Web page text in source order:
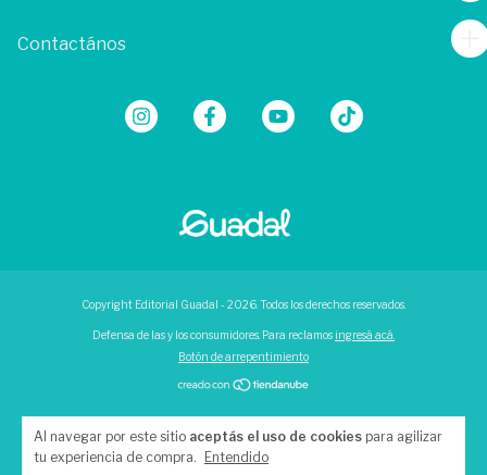
Al navegar por este sitio aceptás el uso de cookies para agilizar
tu experiencia de compra.
Entendido
Contactános
Copyright Editorial Guadal - 2026. Todos los derechos reservados.
Defensa de las y los consumidores. Para reclamos ingresá acá.
Botón de arrepentimiento